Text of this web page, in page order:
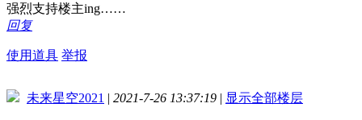
强烈支持楼主ing……
回复
使用道具 举报
未来星空2021 | 2021-7-26 13:37:19 | 显示全部楼层